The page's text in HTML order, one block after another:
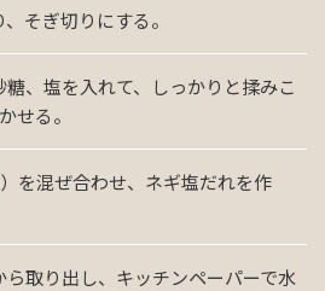
そぎ切りにする。
、塩を入れて、しっかりと揉みこ
せる。
を混ぜ合わせ、ネギ塩だれを作
取り出し、キッチンペーパーで水